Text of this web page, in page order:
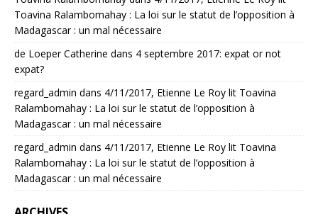
Toavina Ralambomahay : La loi sur le statut de l’opposition à
Madagascar : un mal nécessaire
de Loeper Catherine dans 4 septembre 2017: expat or not
expat?
regard_admin dans 4/11/2017, Etienne Le Roy lit Toavina
Ralambomahay : La loi sur le statut de l’opposition à
Madagascar : un mal nécessaire
regard_admin dans 4/11/2017, Etienne Le Roy lit Toavina
Ralambomahay : La loi sur le statut de l’opposition à
Madagascar : un mal nécessaire